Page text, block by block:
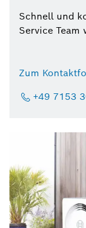
Schnell und
Service Team
Zum
+49 7153